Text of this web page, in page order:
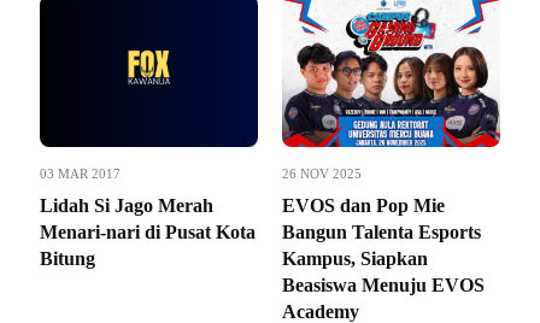
03 MAR 2017
Lidah Si Jago Merah
Menari-nari di Pusat Kota
Bitung
26 NOV 2025
EVOS dan Pop Mie
Bangun Talenta Esports
Kampus, Siapkan
Beasiswa Menuju EVOS
Academy